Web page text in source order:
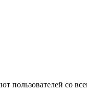
пользователей со